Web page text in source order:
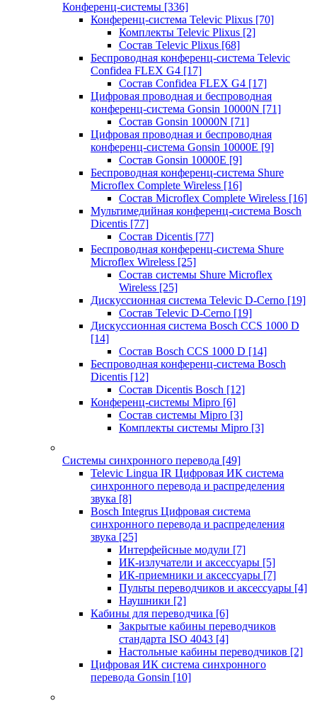
Конференц-системы [336]
Конференц-система Televic Plixus [70]
Комплекты Televic Plixus [2]
Состав Televic Plixus [68]
Беспроводная конференц-система Televic
Confidea FLEX G4 [17]
Состав Confidea FLEX G4 [17]
Цифровая проводная и беспроводная
конференц-система Gonsin 10000N [71]
Состав Gonsin 10000N [71]
Цифровая проводная и беспроводная
конференц-система Gonsin 10000E [9]
Состав Gonsin 10000E [9]
Беспроводная конференц-система Shure
Microflex Complete Wireless [16]
Состав Microflex Complete Wireless [16]
Мультимедийная конференц-система Bosch
Dicentis [77]
Состав Dicentis [77]
Беспроводная конференц-система Shure
Microflex Wireless [25]
Состав системы Shure Microflex
Wireless [25]
Дискуссионная система Televic D-Cerno [19]
Состав Televic D-Cerno [19]
Дискуссионная система Bosch CCS 1000 D
[14]
Состав Bosch CCS 1000 D [14]
Беспроводная конференц-система Bosch
Dicentis [12]
Состав Dicentis Bosch [12]
Конференц-системы Mipro [6]
Состав системы Mipro [3]
Комплекты системы Mipro [3]
Системы синхронного перевода [49]
Televic Lingua IR Цифровая ИК система
синхронного перевода и распределения
звука [8]
Bosch Integrus Цифровая система
синхронного перевода и распределения
звука [25]
Интерфейсные модули [7]
ИК-излучатели и аксессуары [5]
ИК-приемники и аксессуары [7]
Пульты переводчиков и аксессуары [4]
Наушники [2]
Кабины для переводчика [6]
Закрытые кабины переводчиков
стандарта ISO 4043 [4]
Настольные кабины переводчиков [2]
Цифровая ИК система синхронного
перевода Gonsin [10]